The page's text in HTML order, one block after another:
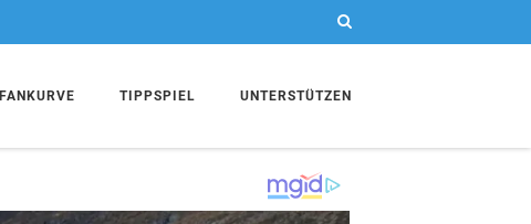
FANKURVE TIPPSPIEL UNTERSTÜTZEN